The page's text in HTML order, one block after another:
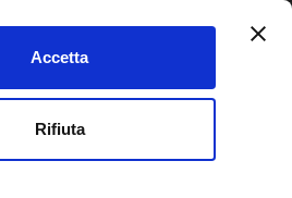
Accetta
Rifiuta